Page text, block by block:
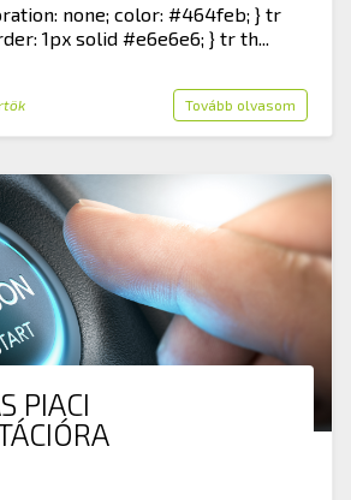
none; color: #464feb; } tr
1px solid #e6e6e6; } tr th...
Tovább olvasom
PIACI